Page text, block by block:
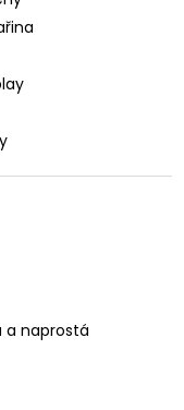
5 z 5 hvězdiček.
a naprostá